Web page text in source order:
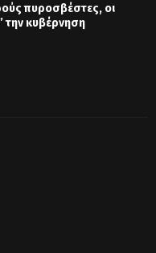
πυροσβέστες, οι
την κυβέρνηση